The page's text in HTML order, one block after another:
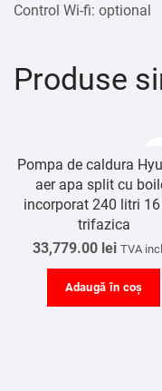
Control Wi-fi: optional
Produse
Pompa de caldura
aer apa split cu
incorporat 240 litri
trifazica
33,779.00 lei TVA
Adaugă în coș